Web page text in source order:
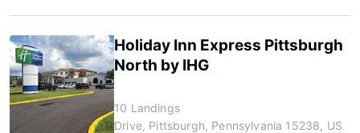
Holiday Inn Express Pittsburgh
North by IHG
10 Landings
Drive, Pittsburgh, Pennsylvania 15238, US